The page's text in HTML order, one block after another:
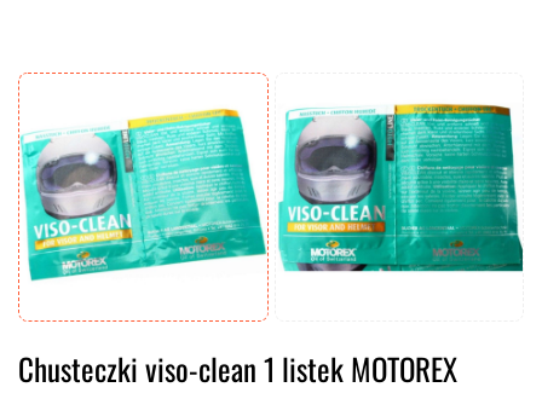
Chusteczki viso-clean 1 listek MOTOREX